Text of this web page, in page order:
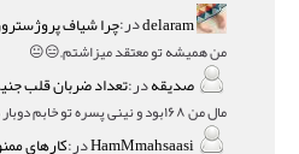
delaramدر:چرا شیاف
من همیشه تو معتقد میزاشتم,,😑😐
صدیقهدر:تعداد ضربان قلب
HamMmahsaasiدر:کارهای